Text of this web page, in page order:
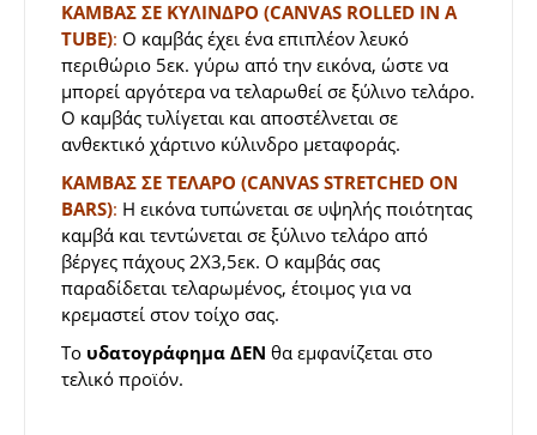
ΚΑΜΒΑΣ ΣΕ ΚΥΛΙΝΔΡΟ (CANVAS ROLLED IN A
TUBE): Ο καμβάς έχει ένα επιπλέον λευκό
περιθώριο 5εκ. γύρω από την εικόνα, ώστε να
μπορεί αργότερα να τελαρωθεί σε ξύλινο τελάρο.
Ο καμβάς τυλίγεται και αποστέλνεται σε
ανθεκτικό χάρτινο κύλινδρο μεταφοράς.
ΚΑΜΒΑΣ ΣΕ ΤΕΛΑΡΟ (CANVAS STRETCHED ON
BARS): Η εικόνα τυπώνεται σε υψηλής ποιότητας
καμβά και τεντώνεται σε ξύλινο τελάρο από
βέργες πάχους 2Χ3,5εκ. Ο καμβάς σας
παραδίδεται τελαρωμένος, έτοιμος για να
κρεμαστεί στον τοίχο σας.
Το υδατογράφημα ΔΕΝ θα εμφανίζεται στο
τελικό προϊόν.